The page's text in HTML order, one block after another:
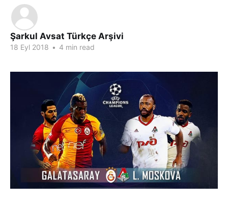
Şarkul Avsat Türkçe Arşivi
18 Eyl 2018 • 4 min read